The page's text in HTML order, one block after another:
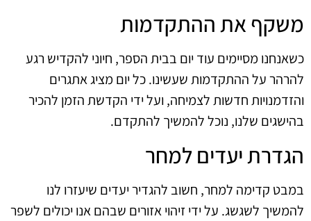
משקף את ההתקדמות
כשאנחנו מסיימים עוד יום בבית הספר, חיוני להקדיש רגע
להרהר על ההתקדמות שעשינו. כל יום מציג אתגרים
והזדמנויות חדשות לצמיחה, ועל ידי הקדשת הזמן להכיר
בהישגים שלנו, נוכל להמשיך להתקדם.
הגדרת יעדים למחר
במבט קדימה למחר, חשוב להגדיר יעדים שיעזרו לנו
להמשיך לשגשג. על ידי זיהוי אזורים שבהם אנו יכולים לשפר